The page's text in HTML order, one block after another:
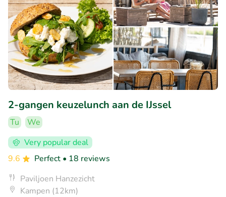
2-gangen keuzelunch aan de IJssel
Tu
We
Very popular deal
9.6
Perfect • 18 reviews
Paviljoen Hanzezicht
Kampen (12km)